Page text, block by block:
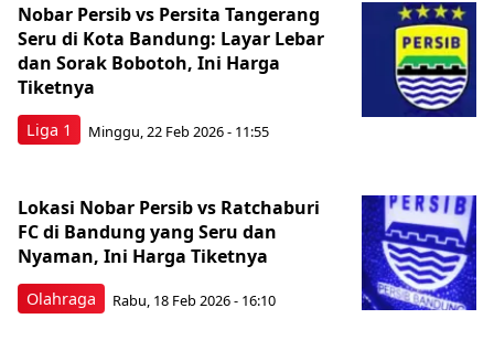
Liga 1
Nobar Persib vs Persita Tangerang
Seru di Kota Bandung: Layar Lebar
dan Sorak Bobotoh, Ini Harga
Tiketnya
Minggu, 22 Feb 2026 - 11:55
Olahraga
Lokasi Nobar Persib vs Ratchaburi
FC di Bandung yang Seru dan
Nyaman, Ini Harga Tiketnya
Rabu, 18 Feb 2026 - 16:10